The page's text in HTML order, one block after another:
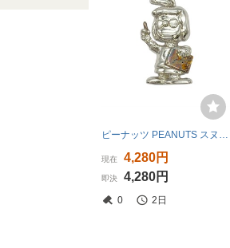
ピーナッツ PEANUTS スヌーピー マーシー ペンダントトップ SV925 7.8g チャーム シルバー UFS
現在 4,280円
即決 4,280円
0 2日